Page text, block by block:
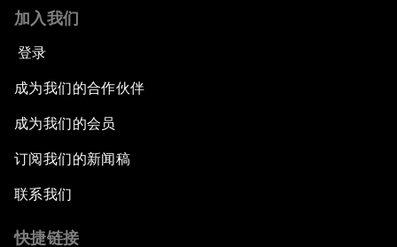
加入我们
登录
成为我们的合作伙伴
成为我们的会员
订阅我们的新闻稿
联系我们
快捷链接